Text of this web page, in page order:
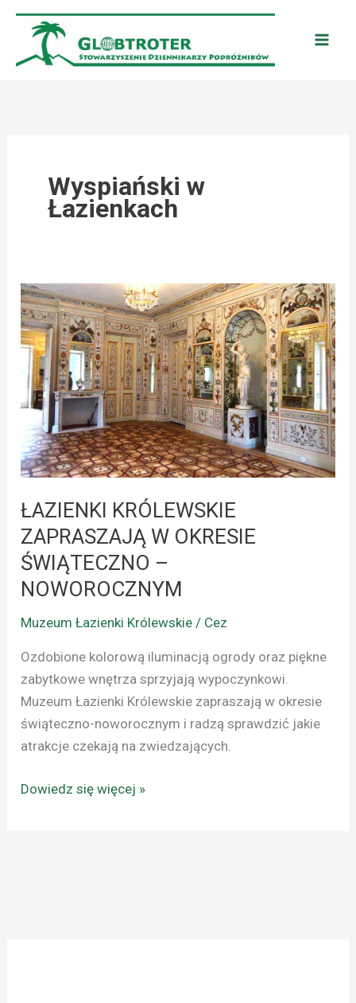
Przejdź
treści
Wyspiański w
Łazienkach
ŁAZIENKI KRÓLEWSKIE
ZAPRASZAJĄ W OKRESIE
ŚWIĄTECZNO –
NOWOROCZNYM
Muzeum Łazienki Królewskie / Cez
Ozdobione kolorową iluminacją ogrody oraz piękne
zabytkowe wnętrza sprzyjają wypoczynkowi.
Muzeum Łazienki Królewskie zapraszają w okresie
świąteczno-noworocznym i radzą sprawdzić jakie
atrakcje czekają na zwiedzających.
ŁAZIENKI
KRÓLEWSKIE
ZAPRASZAJĄ
W
OKRESIE
ŚWIĄTECZNO
–
NOWOROCZNYM
Dowiedz się więcej »